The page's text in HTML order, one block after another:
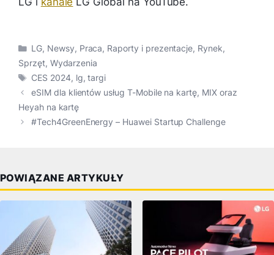
Kategorie
LG, Newsy, Praca, Raporty i prezentacje, Rynek,
Sprzęt, Wydarzenia
Tagi
CES 2024, lg,targi
eSIM dla klientów usług T-Mobile na kartę, MIX oraz
Heyah na kartę
#Tech4GreenEnergy – Huawei Startup Challenge
POWIĄZANE ARTYKUŁY